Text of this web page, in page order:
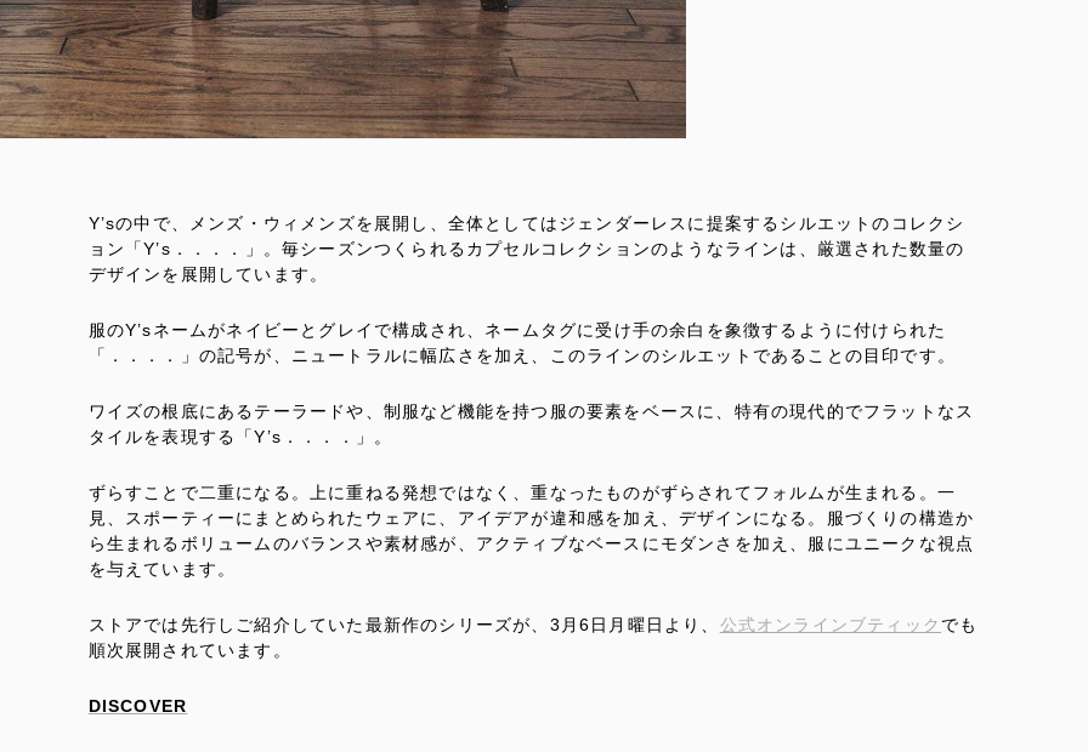
Y’sの中で、メンズ・ウィメンズを展開し、全体としてはジェンダーレスに提案するシルエットのコレクシ
ョン「Y’s．．．．」。毎シーズンつくられるカプセルコレクションのようなラインは、厳選された数量の
デザインを展開しています。
服のY’sネームがネイビーとグレイで構成され、ネームタグに受け手の余白を象徴するように付けられた
「．．．．」の記号が、ニュートラルに幅広さを加え、このラインのシルエットであることの目印です。
ワイズの根底にあるテーラードや、制服など機能を持つ服の要素をベースに、特有の現代的でフラットなス
タイルを表現する「Y’s．．．．」。
ずらすことで二重になる。上に重ねる発想ではなく、重なったものがずらされてフォルムが生まれる。一
見、スポーティーにまとめられたウェアに、アイデアが違和感を加え、デザインになる。服づくりの構造か
ら生まれるボリュームのバランスや素材感が、アクティブなベースにモダンさを加え、服にユニークな視点
を与えています。
ストアでは先行しご紹介していた最新作のシリーズが、3月6日月曜日より、 公式オンラインブティック でも
順次展開されています。
DISCOVER